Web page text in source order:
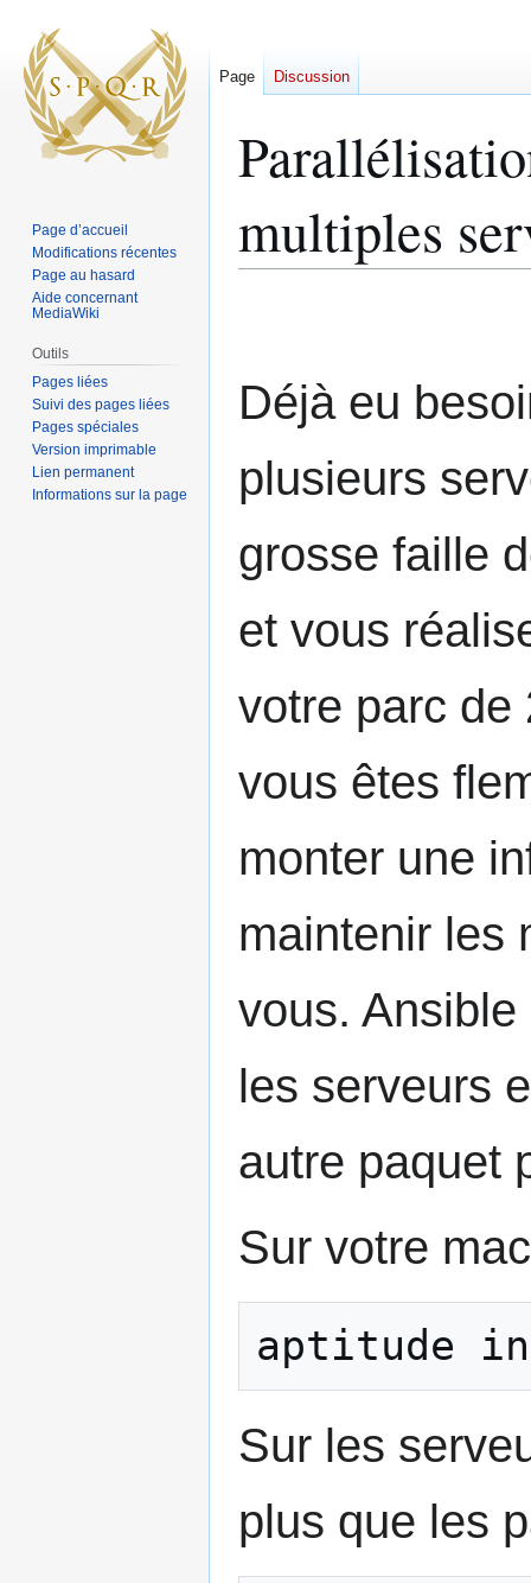
multiples
navigation
recherche
Déjà eu
plusieurs
grosse faille
et vous
votre parc de
vous êtes
monter une
maintenir les
vous.
les serveurs
autre paquet
Sur votre
aptitude
Sur les
plus que les
Page Discussion
Page d’accueil
Modifications récentes
Page au hasard
Aide concernant
MediaWiki
Outils
Pages liées
Suivi des pages liées
Pages spéciales
Version imprimable
Lien permanent
Informations sur la page